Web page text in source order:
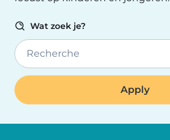
Wat zoek je?
Recherche